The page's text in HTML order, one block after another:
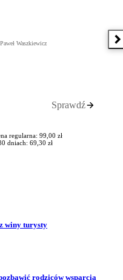
Waszkiewicz
Sprawdź
regularna: 99,00 zł
dniach: 69,30 zł
winy turysty
rodziców wsparcia